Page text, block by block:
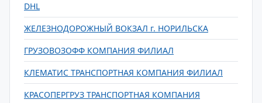
DHL
ЖЕЛЕЗНОДОРОЖНЫЙ ВОКЗАЛ г. НОРИЛЬСКА
ГРУЗОВОЗОФФ КОМПАНИЯ ФИЛИАЛ
КЛЕМАТИС ТРАНСПОРТНАЯ КОМПАНИЯ ФИЛИАЛ
КРАСОПЕРГРУЗ ТРАНСПОРТНАЯ КОМПАНИЯ